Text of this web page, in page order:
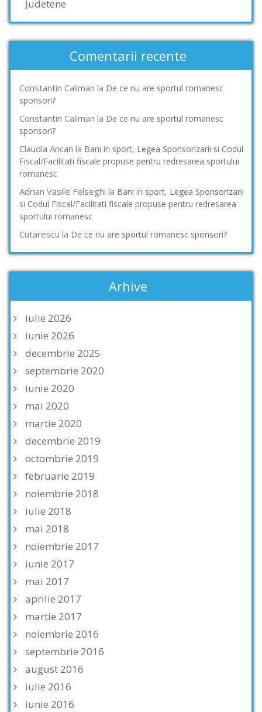
Judetene
Comentarii recente
Constantin Caliman la De ce nu are sportul romanesc
sponsori?
Constantin Caliman la De ce nu are sportul romanesc
sponsori?
Claudia Ancan la Bani in sport, Legea Sponsorizarii si Codul
Fiscal/Facilitati fiscale propuse pentru redresarea sportului
romanesc
Adrian Vasile Felseghi la Bani in sport, Legea Sponsorizarii
si Codul Fiscal/Facilitati fiscale propuse pentru redresarea
sportului romanesc
Cutarescu la De ce nu are sportul romanesc sponsori?
Arhive
iulie 2026
iunie 2026
decembrie 2025
septembrie 2020
iunie 2020
mai 2020
martie 2020
decembrie 2019
octombrie 2019
februarie 2019
noiembrie 2018
iulie 2018
mai 2018
noiembrie 2017
iunie 2017
mai 2017
aprilie 2017
martie 2017
noiembrie 2016
septembrie 2016
august 2016
iulie 2016
iunie 2016